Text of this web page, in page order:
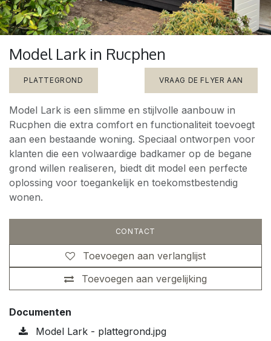
Model Lark in Rucphen
PLATTEGROND VRAAG DE FLYER AAN
Model Lark is een slimme en stijlvolle aanbouw in
Rucphen die extra comfort en functionaliteit toevoegt
aan een bestaande woning. Speciaal ontworpen voor
klanten die een volwaardige badkamer op de begane
grond willen realiseren, biedt dit model een perfecte
oplossing voor toegankelijk en toekomstbestendig
wonen.
CONTACT
Toevoegen aan vergelijking
Toevoegen aan verlanglijst
Documenten
Model Lark - plattegrond.jpg